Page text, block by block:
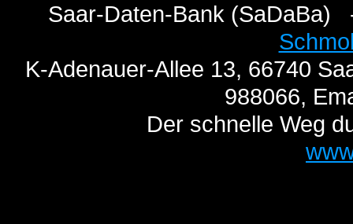
Saar-Daten-Bank
K-Adenauer-Allee 13, 66740
988066,
Der schnelle Weg